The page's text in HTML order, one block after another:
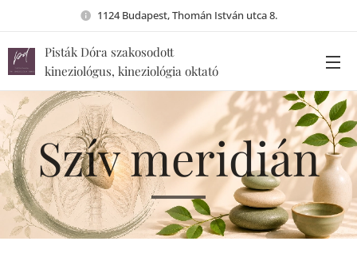
1124 Budapest, Thomán István utca 8.
Pisták Dóra szakosodott
kineziológus, kineziológia oktató
Szív meridián